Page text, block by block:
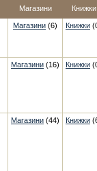
Магазини Книжки
Магазини (6) Книжки
Магазини (16) Книжки
Магазини (44) Книжки